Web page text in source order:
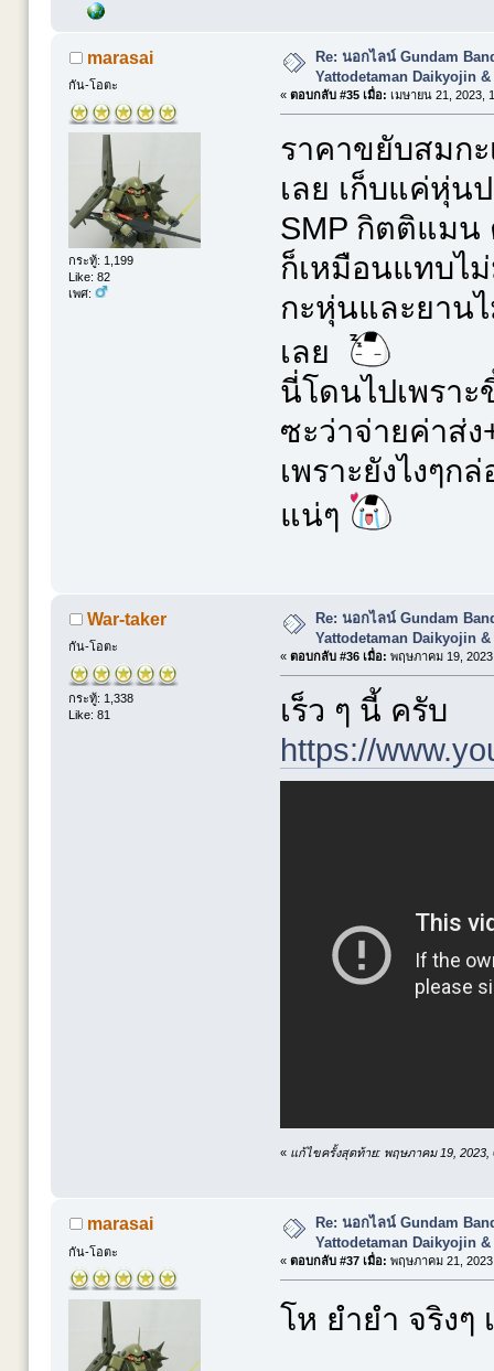
marasai
กัน-โอตะ
กระทู้: 1,199
Like: 82
เพศ:
Re: นอกไลน์ Gundam
Yattodetaman Daikyojin &
« ตอบกลับ #35 เมื่อ: เมษายน 21, 2023,
ราคาขยับสมก
เลย เก็บแค่หุ่น
SMP กิตติแมน
ก็เหมือนแทบไม่
กะหุ่นและยาน
เลย
นี่โดนไปเพราะ
ซะว่าจ่ายค่าส่
เพราะยังไงๆ
แน่ๆ
War-taker
กัน-โอตะ
กระทู้: 1,338
Like: 81
Re: นอกไลน์ Gundam
Yattodetaman Daikyojin &
« ตอบกลับ #36 เมื่อ: พฤษภาคม 19,
เร็ว ๆ นี้ ครับ
https://
« แก้ไขครั้งสุดท้าย: พฤษภาคม 19, 2023,
marasai
กัน-โอตะ
Re: นอกไลน์ Gundam
Yattodetaman Daikyojin &
« ตอบกลับ #37 เมื่อ: พฤษภาคม 21,
โห ยำยำ จริงๆ